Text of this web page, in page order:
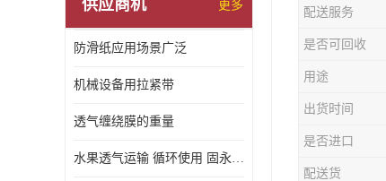
供应商机 更多
防滑纸应用场景广泛
机械设备用拉紧带
透气缠绕膜的重量
水果透气运输 循环使用 固永包材
配送服务
是否可回收
用途
出货时间
是否进口
配送货